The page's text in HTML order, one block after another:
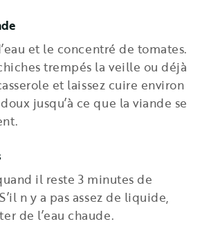
et le concentré de tomates.
trempés la veille ou déjà
et laissez cuire environ
jusqu’à ce que la viande se
il reste 3 minutes de
n y a pas assez de liquide,
de l’eau chaude.